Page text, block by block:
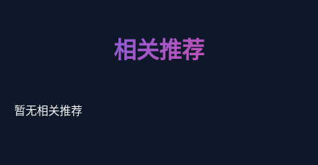
相关推荐
暂无相关推荐